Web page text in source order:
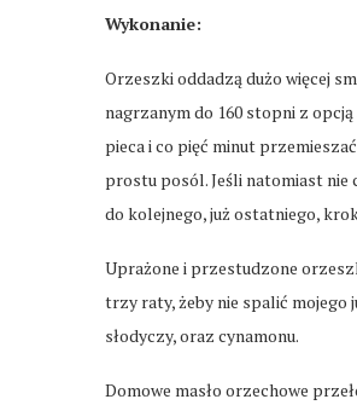
Wykonanie:
Orzeszki oddadzą dużo więcej
nagrzanym do 160 stopni z
pieca i co pięć minut
prostu posól. Jeśli natomiast nie
do kolejnego, już ostatniego,
Uprażone i przestudzone
trzy raty, żeby nie spalić mojego
słodyczy, oraz cynamonu.
Domowe masło orzechowe